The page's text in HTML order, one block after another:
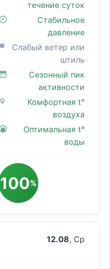
течение суток
Стабильное
давление
Слабый ветер или
штиль
Сезонный пик
активности
Комфортная t°
воздуха
Оптимальная t°
воды
100%
12.08, Ср